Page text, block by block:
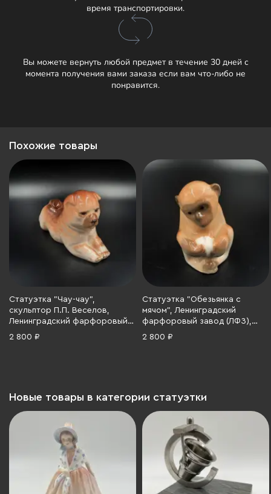
время транспортировки.
Вы можете вернуть любой предмет в течение 30 дней с
момента получения вами заказа если вам что-либо не
понравится.
Похожие товары
Статуэтка "Чау-чау",
скульптор П.П. Веселов,
Ленинградский фарфоровый
завод (ЛФЗ), фарфор,
2 800 ₽
Статуэтка "Обезьянка с
мячом", Ленинградский
фарфоровый завод (ЛФЗ),
фарфор, роспись, Российская
2 800 ₽
Новые товары в категории статуэтки